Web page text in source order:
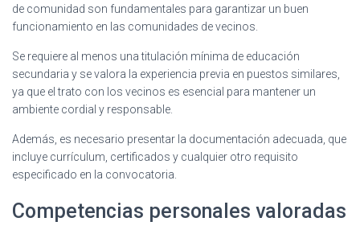
de comunidad son fundamentales para garantizar un buen
funcionamiento en las comunidades de vecinos.
Se requiere al menos una titulación mínima de educación
secundaria y se valora la experiencia previa en puestos similares,
ya que el trato con los vecinos es esencial para mantener un
ambiente cordial y responsable.
Además, es necesario presentar la documentación adecuada, que
incluye currículum, certificados y cualquier otro requisito
especificado en la convocatoria.
Competencias personales valoradas